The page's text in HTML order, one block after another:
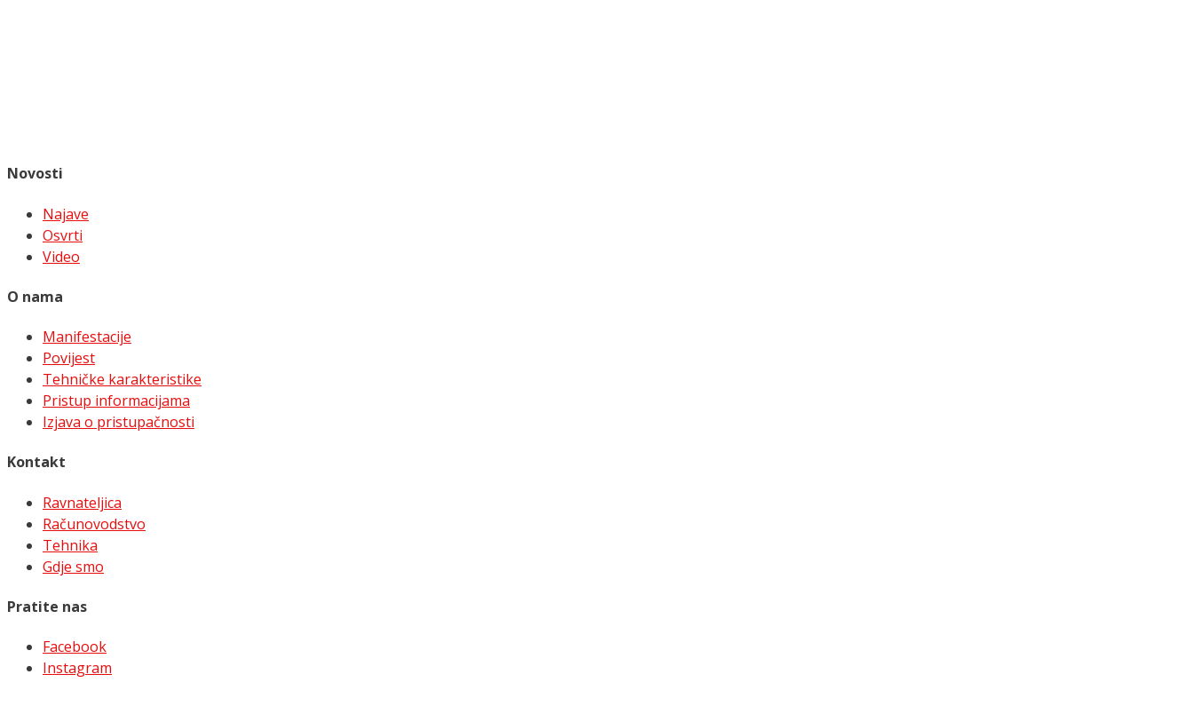
Novosti
Najave
Osvrti
Video
O nama
Manifestacije
Povijest
Tehničke karakteristike
Pristup informacijama
Izjava o pristupačnosti
Kontakt
Ravnateljica
Računovodstvo
Tehnika
Gdje smo
Pratite nas
Facebook
Instagram